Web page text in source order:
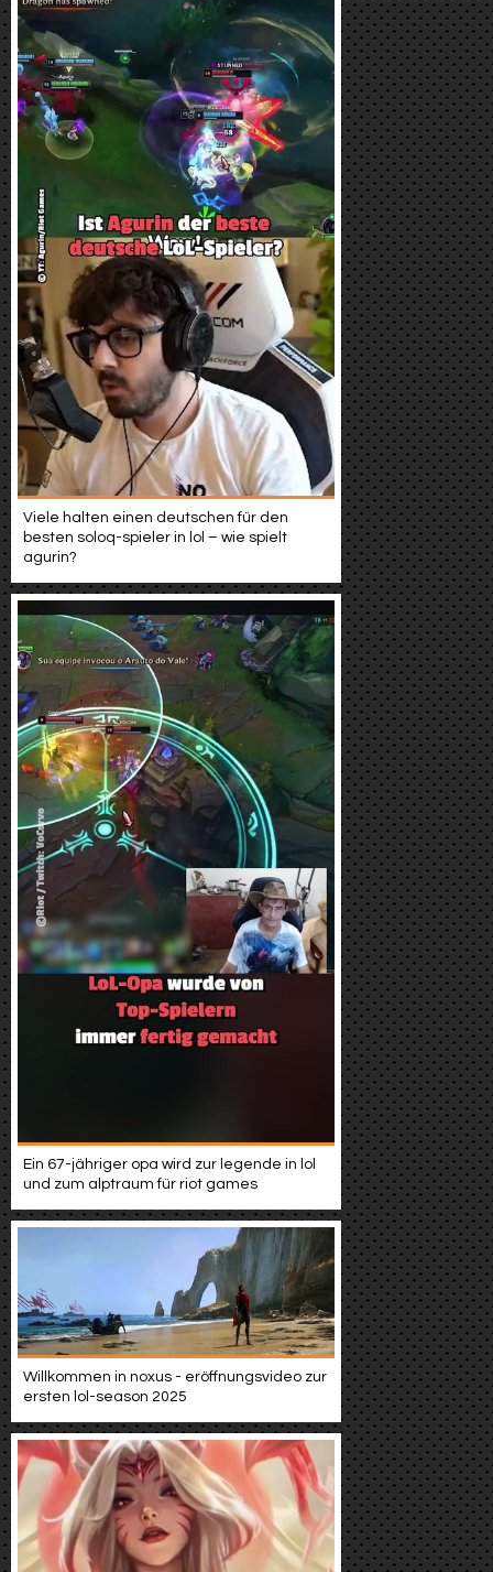
Viele halten einen deutschen für den
besten soloq-spieler in lol – wie spielt
agurin?
Ein 67-jähriger opa wird zur legende in lol
und zum alptraum für riot games
Willkommen in noxus - eröffnungsvideo zur
ersten lol-season 2025